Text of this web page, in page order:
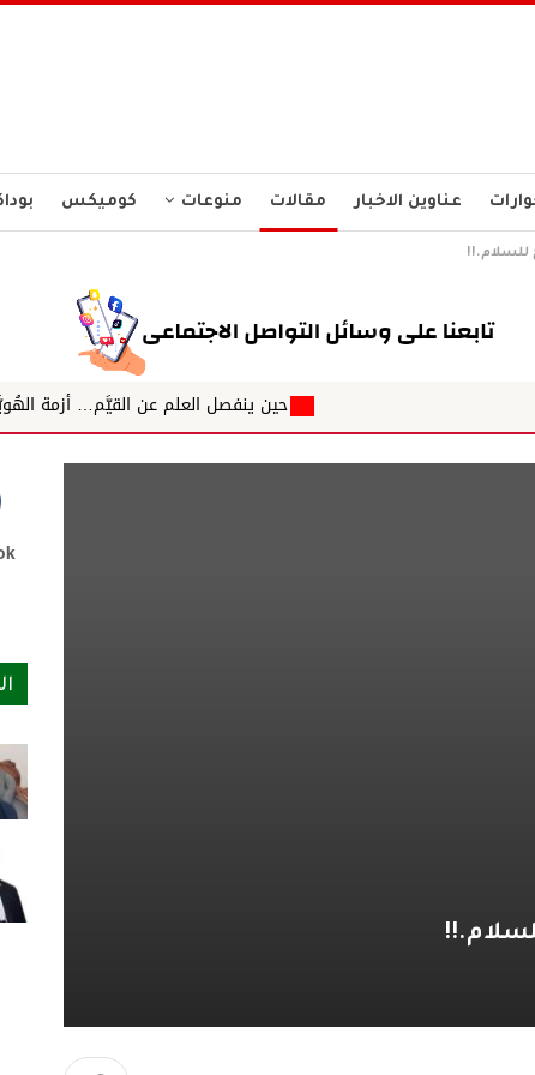
عناوين الاخبار مقالات منوعات كوميكس
للسلام.!!
حين ينفصل العلم عن القيَّم… أزمة الهُويَّة بين